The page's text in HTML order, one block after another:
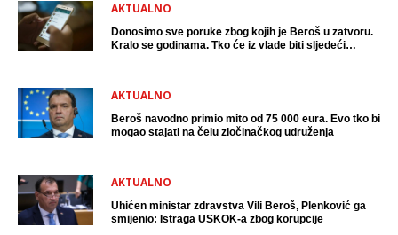
AKTUALNO
Donosimo sve poruke zbog kojih je Beroš u zatvoru.
Kralo se godinama. Tko će iz vlade biti sljedeći
AKTUALNO
Beroš navodno primio mito od 75 000 eura. Evo tko bi
mogao stajati na čelu zločinačkog udruženja
AKTUALNO
Uhićen ministar zdravstva Vili Beroš, Plenković ga
smijenio: Istraga USKOK-a zbog korupcije